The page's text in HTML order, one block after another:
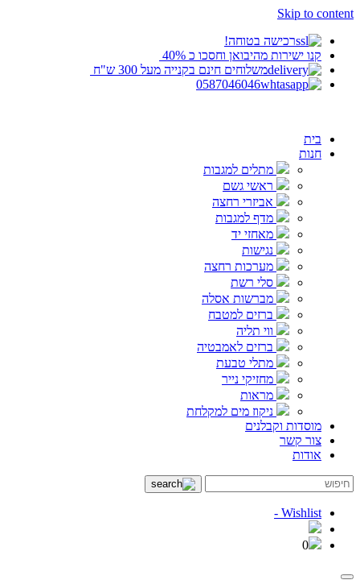
Skip to content
‬רכישה בטוחה!
קנו ישירות מהיבואן וחסכו כ 40%‬ ‬
‬משלוחים חינם בקנייה מעל 300 ש"ח ‬
0587046046
בית
חנות
מתלים למגבות
ראשי גשם
אביזרי רחצה
מדף למגבות
מאחזי יד
נגישות
מערכות רחצה
סלי רשת
מברשות אסלה
ברזים למטבח
ווי תליה
ברזים לאמבטיה
מתלי טבעת
מחזיקי נייר
מראות
ניקוז מים למקלחת
מוסדות וקבלנים
צור קשר
אודות
Wishlist -
0